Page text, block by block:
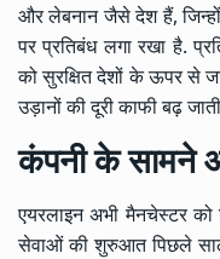
और लेबनान जैसे देश हैं,
पर प्रतिबंध लगा रखा है.
को सुरक्षित देशों के ऊपर से
उड़ानों की दूरी काफी बढ़
कंपनी के सामने
एयरलाइन अभी मैनचेस्टर को
सेवाओं की शुरुआत पिछले